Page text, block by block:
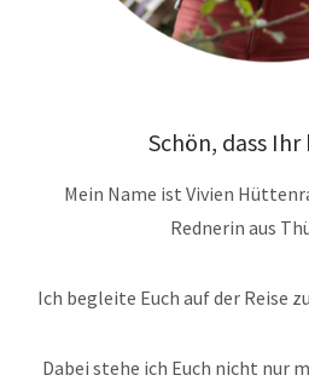
Schön, dass Ihr
Mein Name ist Vivien
Rednerin aus
Ich begleite Euch auf der Reise
Dabei stehe ich Euch nicht nur